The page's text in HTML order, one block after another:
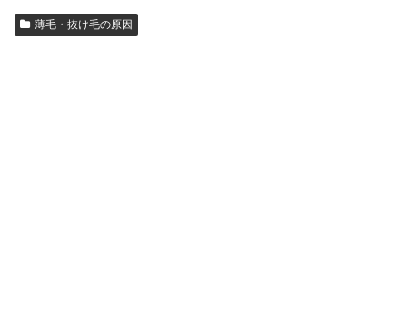
薄毛・抜け毛の原因